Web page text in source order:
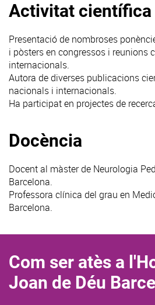
Activitat científica
Presentació de nombroses
i pòsters en congressos i reunions
internacionals.
Autora de diverses publicacions
nacionals i internacionals.
Ha participat en projectes de
Docència
Docent al màster de Neurologia
Barcelona.
Professora clínica del grau en
Barcelona.
Com ser atès a
Joan de Déu